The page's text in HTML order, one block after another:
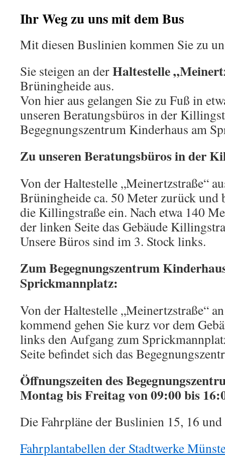
Ihr Weg zu uns mit dem Bus
Mit diesen Buslinien kommen Sie zu
Sie steigen an derHaltestelle
Brüningheide aus.
Von hier aus gelangen Sie zu Fuß in
unseren Beratungsbüros in der
Begegnungszentrum Kinderhaus am
Zu unseren Beratungsbüros in der
Von der Haltestelle „Meinertzstraße“
Brüningheide ca. 50 Meter zurück und
die Killingstraße ein. Nach etwa 140
der linken Seite das Gebäude
Unsere Büros sind im 3. Stock links.
Zum Begegnungszentrum
Sprickmannplatz:
Von der Haltestelle „Meinertzstraße“
kommend gehen Sie kurz vor dem
links den Aufgang zum
Seite befindet sich das
Öffnungszeitendes
Montag bis Freitag von 09:00 bis
Die Fahrpläne der Buslinien 15, 16
Fahrplantabellen der Stadtwerke